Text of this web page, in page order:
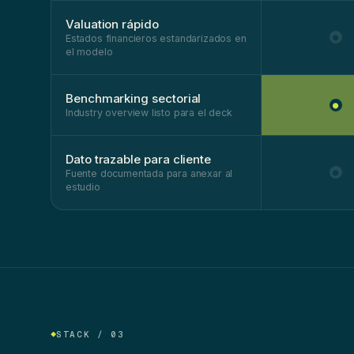
Valuation rápido
Estados financieros estandarizados en
el modelo
●
Benchmarking sectorial
Industry overview listo para el deck
●
Dato trazable para cliente
Fuente documentada para anexar al
estudio
●
STACK / 03